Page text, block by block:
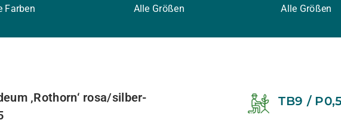
Farben Alle Größen Alle Größen
‚Rothorn‘ rosa/silber-
TB9 / P0,5